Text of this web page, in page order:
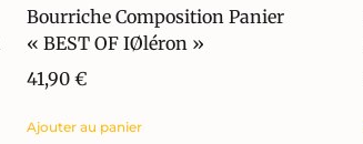
Bourriche Composition Panier
« BEST OF IØléron »
41,90 €
Ajouter au panier